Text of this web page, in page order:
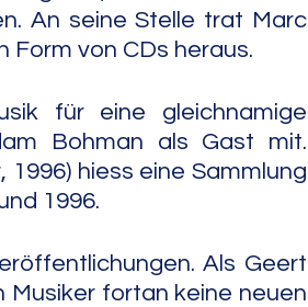
An seine Stelle trat Marc
Form von CDs heraus.
für eine gleichnamige
Bohman als Gast mit.
1996) hiess eine Sammlung
1996.
Als Geert
Musiker fortan keine neuen